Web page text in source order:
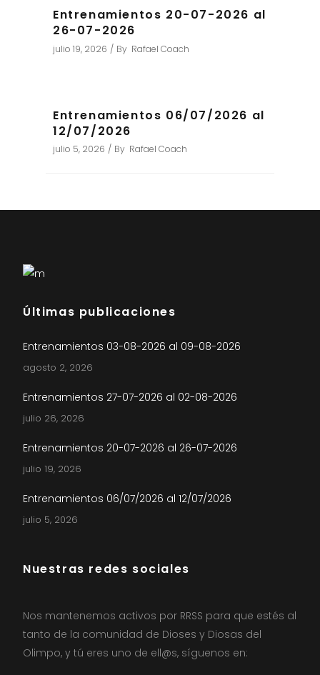
Entrenamientos 20-07-2026 al
26-07-2026
julio 19, 2026 By Rafael Coach
Entrenamientos 06/07/2026 al
12/07/2026
julio 5, 2026 By Rafael Coach
Últimas publicaciones
Entrenamientos 03-08-2026 al 09-08-2026
agosto 2, 2026
Entrenamientos 27-07-2026 al 02-08-2026
julio 26, 2026
Entrenamientos 20-07-2026 al 26-07-2026
julio 19, 2026
Entrenamientos 06/07/2026 al 12/07/2026
julio 5, 2026
Nuestras redes sociales
Nos mantenemos activos por RRSS para que estés al
tanto de la comunidad de Dioses y Diosas del
Olimpo, y tú eres uno de ell@s, síguenos en: